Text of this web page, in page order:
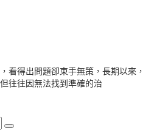
看得出問題卻束手無策，長期以來，
往往因無法找到準確的治